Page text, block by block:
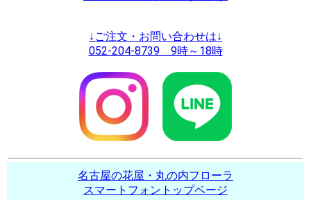
↓ご注文・お問い合わせは↓
052-204-8739 9時～18時
名古屋の花屋・丸の内フローラ
スマートフォントップページ